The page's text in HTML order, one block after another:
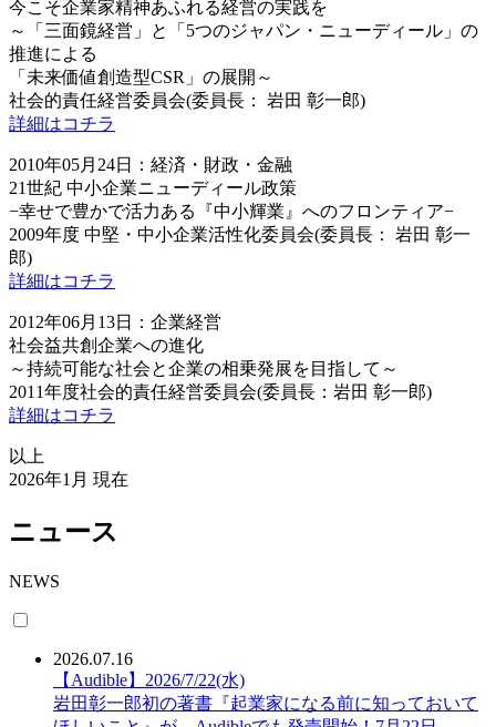
今こそ企業家精神あふれる経営の実践を
～「三面鏡経営」と「5つのジャパン・ニューディール」の
推進による
「未来価値創造型CSR」の展開～
社会的責任経営委員会(委員長： 岩田 彰一郎)
詳細はコチラ
2010年05月24日：経済・財政・金融
21世紀 中小企業ニューディール政策
−幸せで豊かで活力ある『中小輝業』へのフロンティア−
2009年度 中堅・中小企業活性化委員会(委員長： 岩田 彰一
郎)
詳細はコチラ
2012年06月13日：企業経営
社会益共創企業への進化
～持続可能な社会と企業の相乗発展を目指して～
2011年度社会的責任経営委員会(委員長：岩田 彰一郎)
詳細はコチラ
以上
2026年1月 現在
ニュース
NEWS
2026.07.16
【Audible】2026/7/22(水)
岩田彰一郎初の著書『起業家になる前に知っておいて